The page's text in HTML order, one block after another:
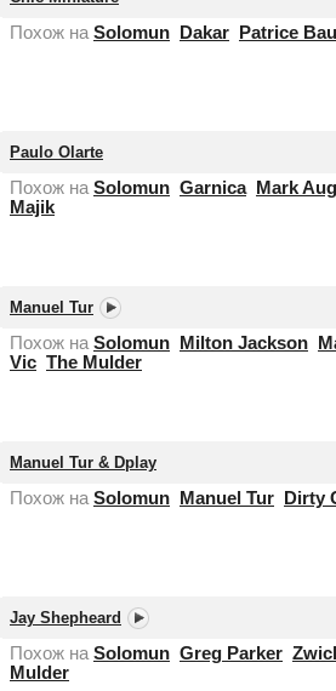
Похож на Solomun Dakar Patrice
Paulo Olarte
Похож на Solomun Garnica
Mark
Majik
Manuel Tur
Похож на Solomun Milton Jackson
Vic The Mulder
Manuel Tur & Dplay
Похож на Solomun Manuel Tur Dirty
Jay Shepheard
Похож на Solomun Greg Parker
Mulder